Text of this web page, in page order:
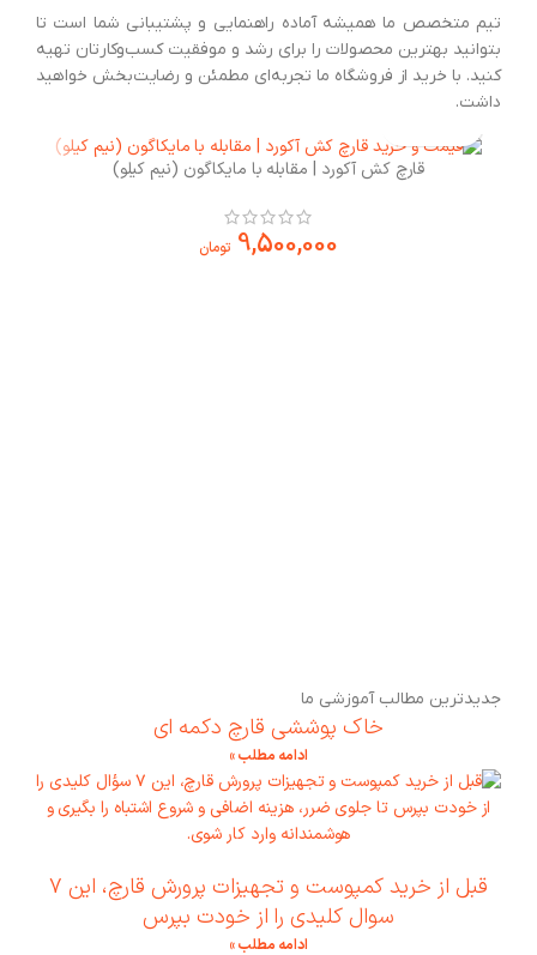
تیم متخصص ما همیشه آماده راهنمایی و پشتیبانی شما است تا
بتوانید بهترین محصولات را برای رشد و موفقیت کسب‌وکارتان تهیه
کنید. با خرید از فروشگاه ما تجربه‌ای مطمئن و رضایت‌بخش خواهید
داشت.
قارچ کش آکورد | مقابله با مایکاگون (نیم کیلو)
9,500,000 تومان
جدیدترین مطالب آموزشی ما
خاک پوششی قارچ دکمه ای
ادامه مطلب »
قبل از خرید کمپوست و تجهیزات پرورش قارچ، این ۷
سوال کلیدی را از خودت بپرس
ادامه مطلب »